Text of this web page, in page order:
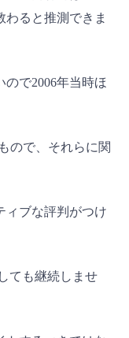
わると推測できま
で2006年当時ほ
ので、それらに関
ィブな評判がつけ
ても継続しませ